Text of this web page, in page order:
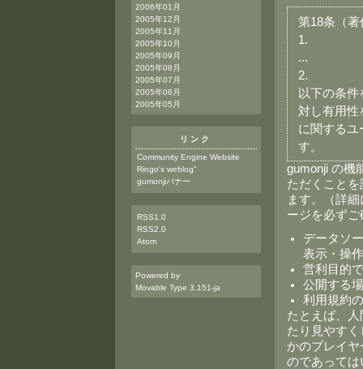
第18条（
1.
...
2.
以下の条
対し有用性
に関するユ
す。
gumonji の機
ただくこと
ます。（詳
ージを必ず
データソ
表示・操
営利目的
公開する
利用規約
たとえば、
たり見やす
かのプレイ
のであって
2006年01月
2005年12月
2005年11月
2005年10月
2005年09月
2005年08月
2005年07月
2005年06月
2005年05月
リンク
Community Engine Website
Ringo's weblog"
gumonjiバナー
RSS1.0
RSS2.0
Atom
Powered by
Movable Type 3.151-ja